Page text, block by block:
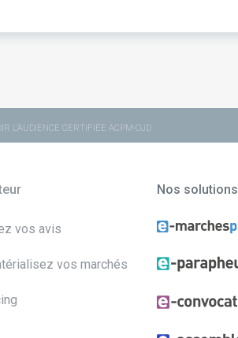
L'AUDIENCE CERTIFIÉE ACPM-OJD
vos avis
vos marchés
Nos solutions